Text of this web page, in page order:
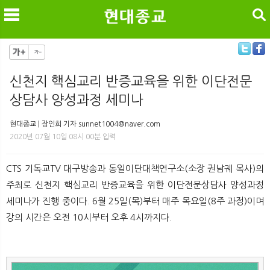
메
검색
신천지 핵심교리 반증교육을 위한 이단전문
상담사 양성과정 세미나
현대종교 | 장인희 기자 sunnet1004@naver.com
2020년 07월 10일 08시 00분 입력
CTS 기독교TV 대구방송과 동일이단대책연구소(소장 권남궤 목사)의
주최로 신천지 핵심교리 반증교육을 위한 이단전문상담사 양성과정
세미나가 진행 중이다. 6월 25일(목)부터 매주 목요일(8주 과정)이며
강의 시간은 오전 10시부터 오후 4시까지다.